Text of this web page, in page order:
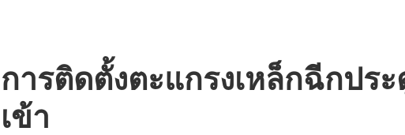
การติดตั้งตะแกรงเหล็กฉีกปร
เข้า